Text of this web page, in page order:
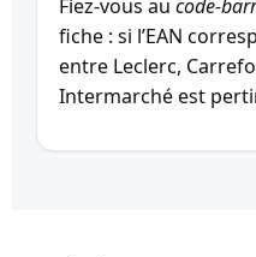
Fiez-vous au code-
fiche : si l’EAN
entre Leclerc,
Intermarché est